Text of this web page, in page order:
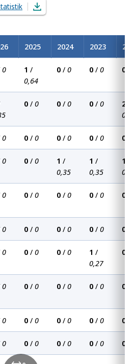
2025 2024 2023
0 1 /
0,64
0 / 0 0 / 0 0
0 / 0 0 / 0 0 / 0 2
0 0 / 0 0 / 0 0 / 0 0
0 0 / 0 1 /
0,35
1 /
0,35
1
0 0 / 0 0 / 0 0 / 0 0
0 0 / 0 0 / 0 0 / 0 0
0 0 / 0 0 / 0 1 /
0,27
0
0 0 / 0 0 / 0 0 / 0 0
0 0 / 0 0 / 0 0 / 0 0
0 0 / 0 0 / 0 0 / 0 0